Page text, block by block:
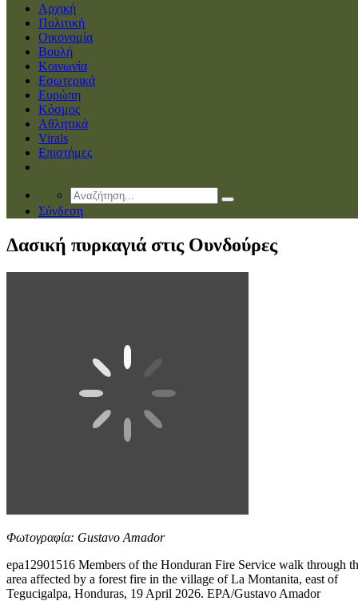
Αρχική
Πολιτική
Οικονομία
Βουλή
Κοινωνία
Εσωτερικά
Ευρώπη
Κόσμος
Αθλητικά
Virals
Επιστήμες
Σύνδεση
Δασική πυρκαγιά στις Ουνδούρες
Φωτογραφία: Gustavo Amador
epa12901516 Members of the Honduran Fire Service walk through
area affected by a forest fire in the village of La Montanita, east of
Tegucigalpa, Honduras, 19 April 2026. EPA/Gustavo Amador